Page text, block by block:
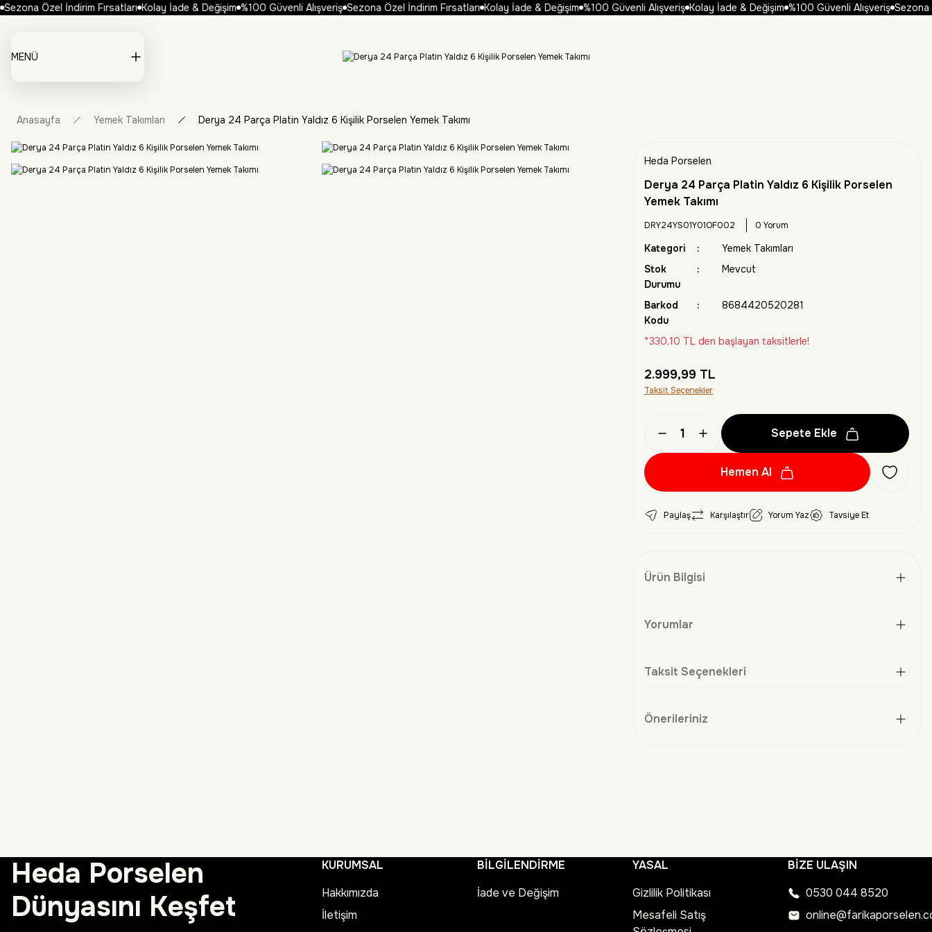
Özel İndirim Fırsatları Kolay İade & Değişim %100 Güvenli Alışveriş Sezona Özel İndirim Fırsatları Kolay İade & Değişim %100 Güvenli Alışveriş Kolay İade & Değişim %100 Güvenli Alışveriş Sezona
MENÜ
Anasayfa Yemek Takımları Derya 24 Parça Platin Yaldız 6 Kişilik Porselen Yemek Takımı
Heda Porselen
Derya 24 Parça Platin Yaldız 6 Kişilik Porselen
Yemek Takımı
DRY24YS01Y01OF002 0 Yorum
Kategori
Yemek Takımları
Stok
Durumu
Mevcut
Barkod
Kodu
8684420520281
*330,10 TL den başlayan taksitlerle!
2.999,99 TL
Taksit Seçenekler
Sepete Ekle
Hemen Al
Paylaş Karşılaştır Yorum Yaz Tavsiye Et
Ürün Bilgisi
Yorumlar
Taksit Seçenekleri
Önerileriniz
Heda Porselen
Dünyasını Keşfet
KURUMSAL
Hakkımızda
İletişim
BİLGİLENDİRME
İade ve Değişim
YASAL
Gizlilik Politikası
Mesafeli Satış
BİZE ULAŞIN
0530 044 8520